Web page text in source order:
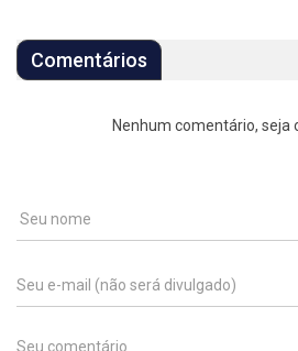
Comentários
Nenhum comentário, seja